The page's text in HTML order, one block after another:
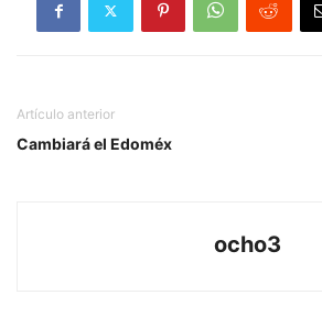
Artículo anterior
Cambiará el Edoméx
ocho3